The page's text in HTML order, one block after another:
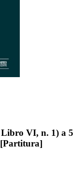
VI, n. 1) a 5
[Partitura]